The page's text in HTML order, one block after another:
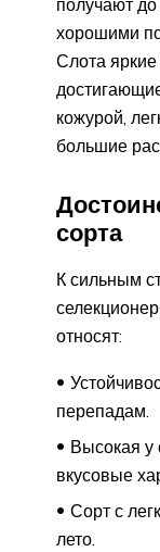
хорошими
Слота
кожурой,
большие
сорта
К сильным
относят:
перепадам.
Высокая у
вкусовые
Сорт с
лето.